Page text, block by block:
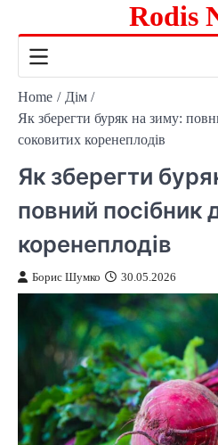
content
Rodis
Home
Дім
Як зберегти буряк на зиму:
соковитих коренеплодів
Як зберегти
повний посібник
коренеплодів
Борис Шумко 30.05.2026